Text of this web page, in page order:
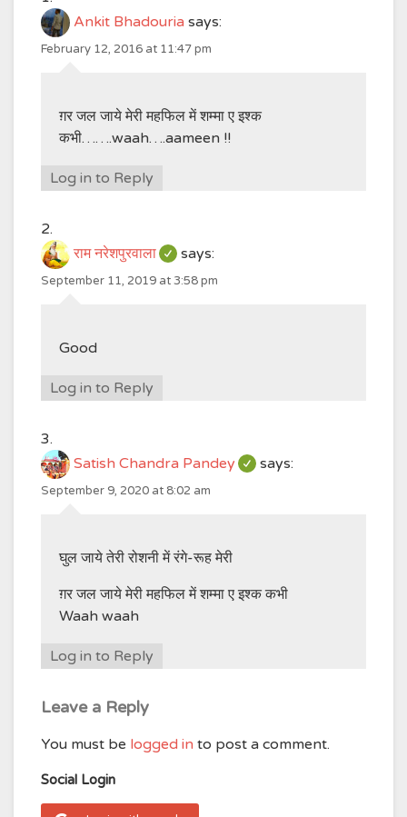
Ankit Bhadouria says:
February 12, 2016 at 11:47 pm
ग़र जल जाये मेरी महफिल में शम्मा ए इश्क
कभी…….waah….aameen !!
Log in to Reply
राम नरेशपुरवाला says:
September 11, 2019 at 3:58 pm
Good
Log in to Reply
Satish Chandra Pandey says:
September 9, 2020 at 8:02 am
घुल जाये तेरी रोशनी में रंगे-रूह मेरी
ग़र जल जाये मेरी महफिल में शम्मा ए इश्क कभी
Waah waah
Log in to Reply
Leave a Reply
You must be logged in to post a comment.
Social Login